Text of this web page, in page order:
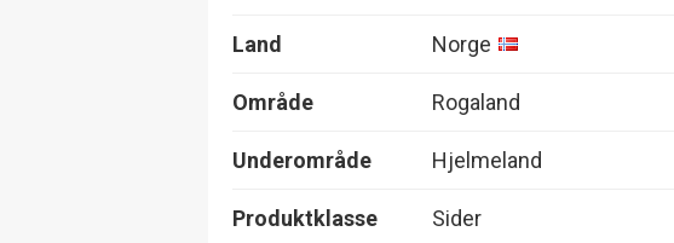
Land Norge
Område Rogaland
Underområde Hjelmeland
Produktklasse Sider